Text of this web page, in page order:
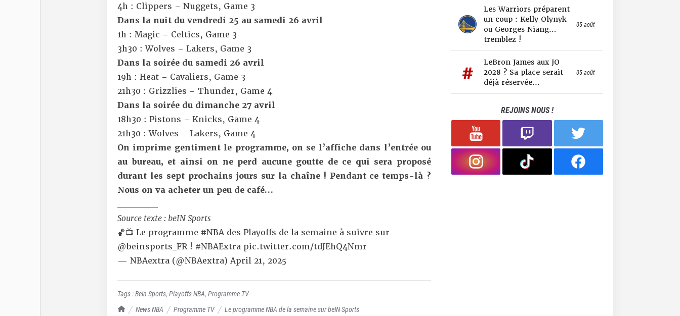
TrashTalk Actu NBA
News NBA Programme TV Le programme NBA de la semaine sur beIN Sports
4h : Clippers – Nuggets, Game 3
Dans la nuit du vendredi 25 au samedi 26 avril
1h : Magic – Celtics, Game 3
3h30 : Wolves – Lakers, Game 3
Dans la soirée du samedi 26 avril
19h : Heat – Cavaliers, Game 3
21h30 : Grizzlies – Thunder, Game 4
Dans la soirée du dimanche 27 avril
18h30 : Pistons – Knicks, Game 4
21h30 : Wolves – Lakers, Game 4
On imprime gentiment le programme, on se l’affiche dans l’entrée ou
au bureau, et ainsi on ne perd aucune goutte de ce qui sera proposé
durant les sept prochains jours sur la chaîne ! Pendant ce temps-là ?
Nous on va acheter un peu de café…
Source texte : beIN Sports
🏀📺 Le programme #NBAdes Playoffs de la semaine à suivre sur
@beinsports_FR! #NBAExtra pic.twitter.com/tdJEhQ4Nmr
— NBAextra (@NBAextra)April 21, 2025
Tags :BeIn Sports, Playoffs NBA, Programme TV
Les Warriors préparent
un coup : Kelly Olynyk
ou Georges Niang…
tremblez !
05 août
LeBron James aux JO
2028 ? Sa place serait
déjà réservée...
05 août
REJOINS NOUS !